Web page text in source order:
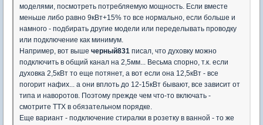
моделями, посмотреть потребляемую мощность. Если вместе
меньше либо равно 9кВт+15% то все нормально, если больше и
намного - подбирать другие модели или переделывать проводку
или подключение как минимум.
Например, вот выше черный831 писал, что духовку можно
подключить в общий канал на 2,5мм... Весьма спорно, т.к. если
духовка 2,5кВт то еще потянет, а вот если она 12,5кВт - все
погорит нафих... а они вплоть до 12-15кВт бывают, все зависит от
типа и наворотов. Поэтому прежде чем что-то включать -
смотрите ТТХ в обязательном порядке.
Еще вариант - подключение стиралки в розетку в ванной - то же